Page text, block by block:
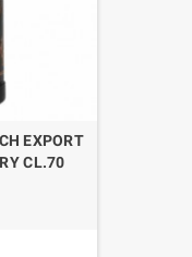
EXPORT
CL.70